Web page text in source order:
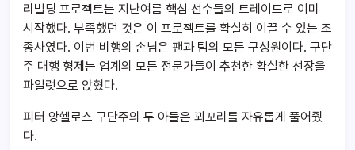
리빌딩 프로젝트는 지난여름 핵심 선수들의 트레이드로 이미
시작했다. 부족했던 것은 이 프로젝트를 확실히 이끌 수 있는 조
종사였다. 이번 비행의 손님은 팬과 팀의 모든 구성원이다. 구단
주 대행 형제는 업계의 모든 전문가들이 추천한 확실한 선장을
파일럿으로 앉혔다.
피터 앙헬로스 구단주의 두 아들은 꾀꼬리를 자유롭게 풀어줬
다.